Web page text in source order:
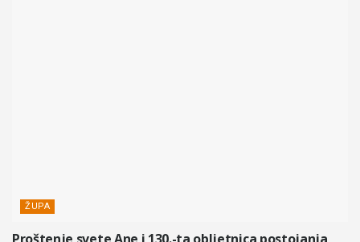
ŽUPA
Proštenje svete Ane i 130.-ta obljetnica postojanja